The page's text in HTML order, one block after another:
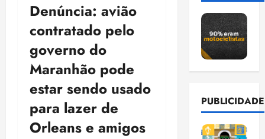
Denúncia: avião
contratado pelo
governo do
Maranhão pode
estar sendo usado
para lazer de
Orleans e amigos
PUBLICIDADE